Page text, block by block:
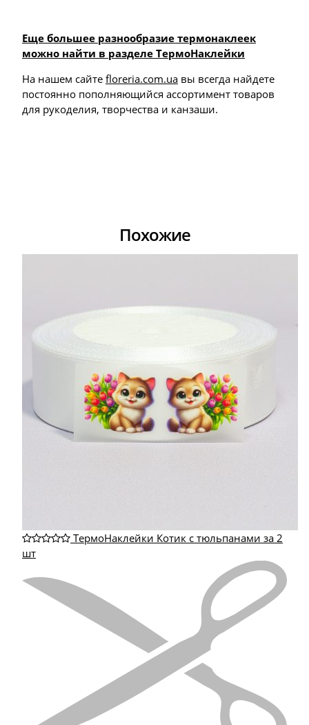
Еще большее разнообразие термонаклеек
можно найти в разделе ТермоНаклейки
На нашем сайте floreria.com.ua вы всегда найдете
постоянно пополняющийся ассортимент товаров
для рукоделия, творчества и канзаши.
Похожие
ТермоНаклейки Котик с тюльпанами за 2
шт